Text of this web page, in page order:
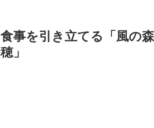
食事を引き立てる「風の
穂」